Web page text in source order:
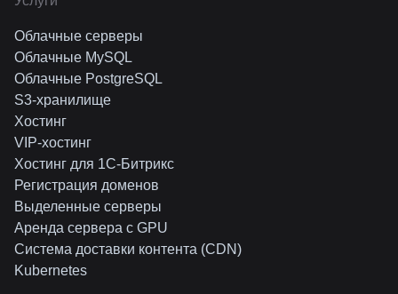
Облачные серверы
Облачные MySQL
Облачные PostgreSQL
S3-хранилище
Хостинг
VIP-хостинг
Хостинг для 1C-Битрикс
Регистрация доменов
Выделенные серверы
Аренда сервера с GPU
Система доставки контента (CDN)
Kubernetes